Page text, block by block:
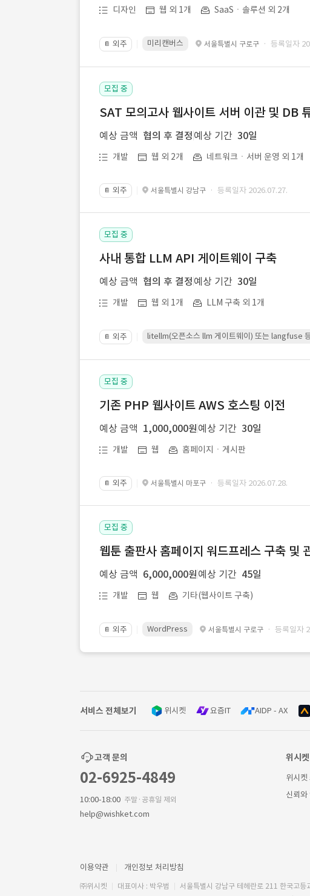
디자인 웹 외 1개 SaaSㆍ솔루션 외 2개
📔 외주 미리캔버스 서울특별시 구로구 · 등록일자
모집 중
SAT 모의고사 웹사이트 서버 이관 및 DB
예상 금액 협의 후 결정 예상 기간 30일
개발 웹 외 2개 네트워크ㆍ서버 운영 외 1개
📔 외주 서울특별시 강남구 · 등록일자 2026.07.27.
모집 중
사내 통합 LLM API 게이트웨이 구축
예상 금액 협의 후 결정 예상 기간 30일
개발 웹 외 1개 LLM 구축 외 1개
📔 외주 litellm(오픈소스 llm 게이트웨이) 또는 langfuse
모집 중
기존 PHP 웹사이트 AWS 호스팅 이전
예상 금액 1,000,000원 예상 기간 30일
개발 웹 홈페이지ㆍ게시판
📔 외주 서울특별시 마포구 · 등록일자 2026.07.28.
모집 중
웹툰 출판사 홈페이지 워드프레스 구축 및
예상 금액 6,000,000원 예상 기간 45일
개발 웹 기타(웹사이트 구축)
📔 외주 WordPress 서울특별시 구로구 · 등록일자
서비스 전체보기 위시켓 요즘IT AIDP - AX
고객 문의
02-6925-4849
10:00-18:00 주말·공휴일 제외
help@wishket.com
위시켓
위시켓
신뢰와
이용약관 개인정보 처리방침
㈜위시켓 대표이사 : 박우범
서울특별시 강남구 테헤란로 211 한국고등